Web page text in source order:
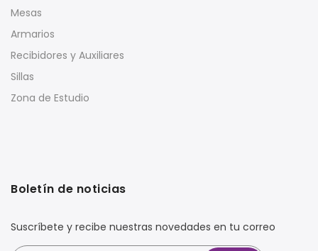
Mesas
Armarios
Recibidores y Auxiliares
Sillas
Zona de Estudio
Boletín de noticias
Suscríbete y recibe nuestras novedades en tu correo